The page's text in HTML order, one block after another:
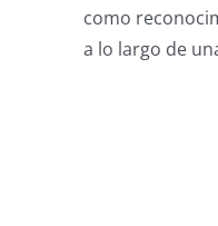
como
a lo largo de